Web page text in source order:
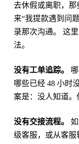
去休假或离职，那
来“我提款遇到问
录那次沟通。 这
法。
没有工单追踪。
哪些已经 48 小时
案是：没人知道。
没有交接流程。
级客服，或从客